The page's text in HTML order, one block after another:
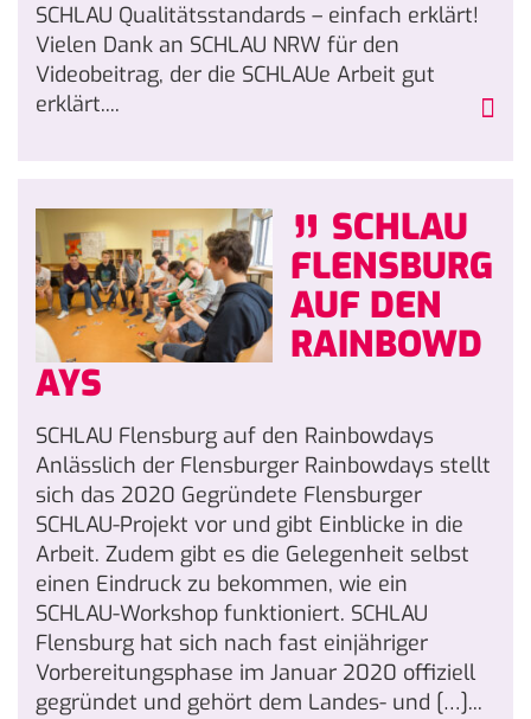
SCHLAU Qualitätsstandards – einfach erklärt!
Vielen Dank an SCHLAU NRW für den
Videobeitrag, der die SCHLAUe Arbeit gut
erklärt....
„ SCHLAU
FLENSBURG
AUF DEN
RAINBOWD
AYS
SCHLAU Flensburg auf den Rainbowdays
Anlässlich der Flensburger Rainbowdays stellt
sich das 2020 Gegründete Flensburger
SCHLAU-Projekt vor und gibt Einblicke in die
Arbeit. Zudem gibt es die Gelegenheit selbst
einen Eindruck zu bekommen, wie ein
SCHLAU-Workshop funktioniert. SCHLAU
Flensburg hat sich nach fast einjähriger
Vorbereitungsphase im Januar 2020 offiziell
gegründet und gehört dem Landes- und […]...